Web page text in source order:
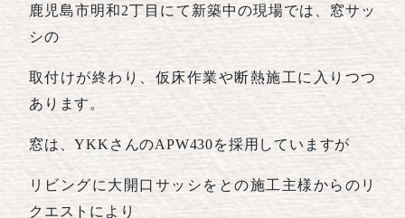
鹿児島市明和2丁目にて新築中の現場では、窓サッ
シの
取付けが終わり、仮床作業や断熱施工に入りつつ
あります。
窓は、YKKさんのAPW430を採用していますが
リビングに大開口サッシをとの施工主様からのリ
クエストにより